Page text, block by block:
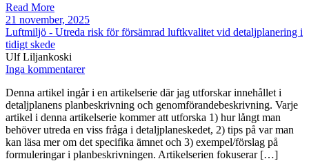
Read More
21 november, 2025
Luftmiljö - Utreda risk för försämrad luftkvalitet vid detaljplanering i
tidigt skede
Ulf Liljankoski
Inga kommentarer
Denna artikel ingår i en artikelserie där jag utforskar innehållet i
detaljplanens planbeskrivning och genomförandebeskrivning. Varje
artikel i denna artikelserie kommer att utforska 1) hur långt man
behöver utreda en viss fråga i detaljplaneskedet, 2) tips på var man
kan läsa mer om det specifika ämnet och 3) exempel/förslag på
formuleringar i planbeskrivningen. Artikelserien fokuserar […]